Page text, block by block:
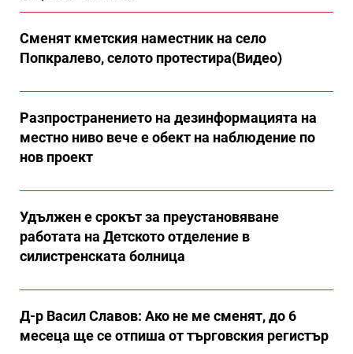
Сменят кметския наместник на село
Попкралево, селото протестира(Видео)
Разпространението на дезинформацията на
местно ниво вече е обект на наблюдение по
нов проект
Удължен е срокът за преустановяване
работата на Детското отделение в
силистренската болница
Д-р Васил Славов: Ако не ме сменят, до 6
месеца ще се отпиша от търговския регистър